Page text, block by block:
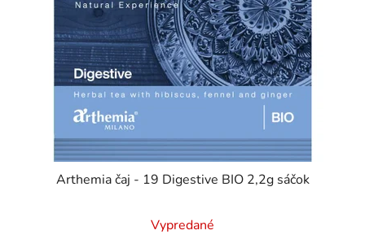
Arthemia čaj - 19 Digestive BIO 2,2g sáčok
Vypredané